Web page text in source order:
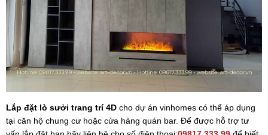
Lắp đặt lò sưởi trang trí 4D cho dự án vinhomes có thể áp dụng
tại căn hộ chung cư hoặc cửa hàng quán bar. Để được hỗ trợ tư